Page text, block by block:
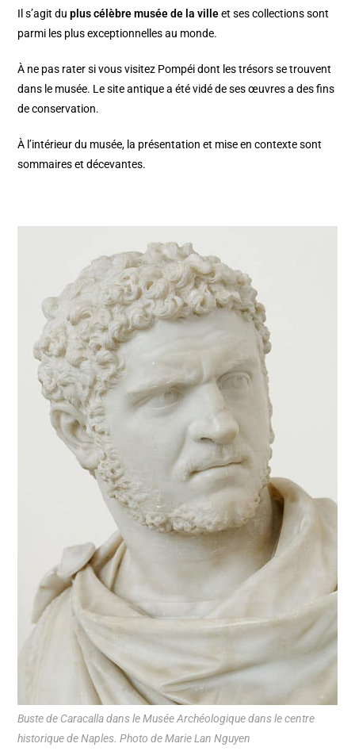
Il s’agit duplus célèbre musée de la villeet ses collections sont
parmi les plus exceptionnelles au monde.
À ne pas rater si vous visitez Pompéidont les trésors se trouvent
dans le musée. Le site antique a été vidé de ses œuvres a des fins
de conservation.
À l’intérieur du musée, la présentation et mise en contexte sont
sommaires et décevantes.
Buste de Caracalla dans le Musée Archéologique dans le centre
historique de Naples. Photo de Marie Lan Nguyen